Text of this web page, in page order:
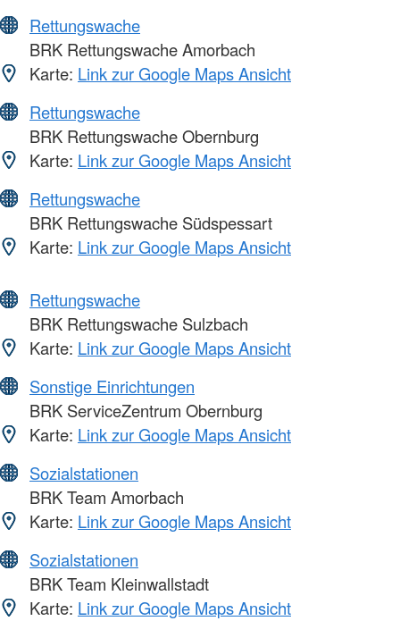
Rettungswache
BRK Rettungswache Amorbach
Karte: Link zur Google Maps Ansicht
Rettungswache
BRK Rettungswache Obernburg
Karte: Link zur Google Maps Ansicht
Rettungswache
BRK Rettungswache Südspessart
Karte: Link zur Google Maps Ansicht
Rettungswache
BRK Rettungswache Sulzbach
Karte: Link zur Google Maps Ansicht
Sonstige Einrichtungen
BRK ServiceZentrum Obernburg
Karte: Link zur Google Maps Ansicht
Sozialstationen
BRK Team Amorbach
Karte: Link zur Google Maps Ansicht
Sozialstationen
BRK Team Kleinwallstadt
Karte: Link zur Google Maps Ansicht